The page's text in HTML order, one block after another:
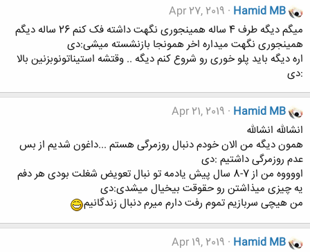
Hamid MB
Apr 27, 2019
میگم دیگه طرف 4 ساله همینجوری نگهت داشته فک کنم 26 ساله دیگم
همینجوری نگهت میداره اخر همونجا بازنشسته میشی:دی
اره دیگه باید پلو خوری رو شروع کنم دیگه .. وقتشه استیناتونوبزنین بالا
:دی
Hamid MB
Apr 21, 2019
انشالله انشالله
همون دیگه من الان خودم دنبال روزمرگی هستم ...داغون شدیم از بس
عدم روزمرگی داشتیم :دی
اووووه من از 7-8 سال پیش یادمه تو نبال تعویض شغلت بودی هر دفم
یه چیزی میذاشتن رو حقوقت بیخیال میشدی:دی
من هیچی سربازیم تموم رفت دارم میرم دنبال زندگانیم
Hamid MB
Apr 19, 2019